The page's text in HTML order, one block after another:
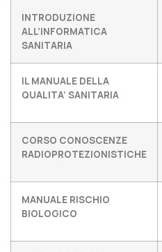
INTRODUZIONE
ALL’INFORMATICA
SANITARIA
IL MANUALE DELLA
QUALITA’ SANITARIA
CORSO CONOSCENZE
RADIOPROTEZIONISTICHE
MANUALE RISCHIO
BIOLOGICO